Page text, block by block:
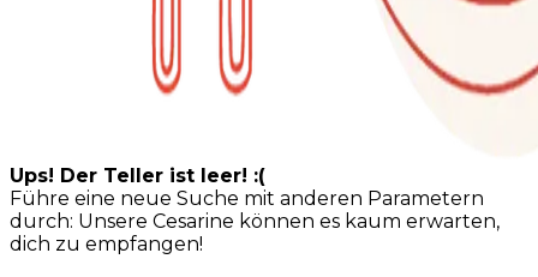
Ups! Der Teller ist leer! :(
Führe eine neue Suche mit anderen Parametern
durch: Unsere Cesarine können es kaum erwarten,
dich zu empfangen!